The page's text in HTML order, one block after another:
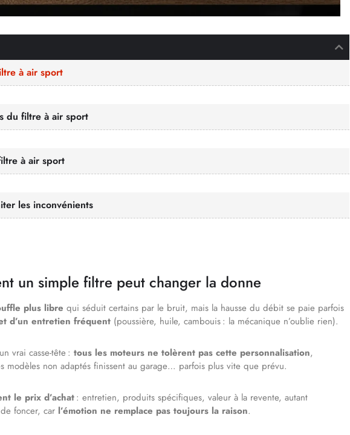
à air sport
du filtre à air sport
à air sport
les inconvénients
un simple filtre peut changer la donne
plus libre qui séduit certains par le bruit, mais la hausse du débit se paie parfois
d’un entretien fréquent (poussière, huile, cambouis : la mécanique n’oublie rien).
vrai casse-tête : tous les moteurs ne tolèrent pas cette personnalisation,
modèles non adaptés finissent au garage… parfois plus vite que prévu.
le prix d’achat: entretien, produits spécifiques, valeur à la revente, autant
foncer, car l’émotion ne remplace pas toujours la raison.